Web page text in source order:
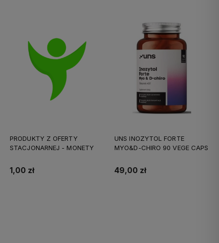
PRODUKTY Z OFERTY
STACJONARNEJ - MONETY
1,00 zł
UNS INOZYTOL FORTE
MYO&D-CHIRO 90 VEGE CAPS
49,00 zł